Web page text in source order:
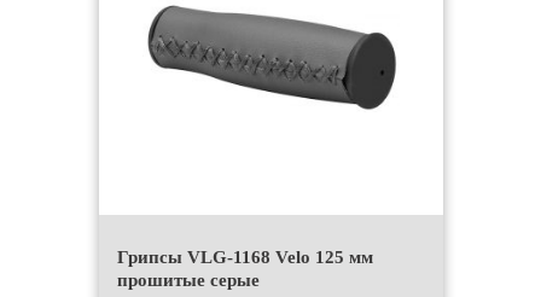
Грипсы VLG-1168 Velo 125 мм
прошитые серые